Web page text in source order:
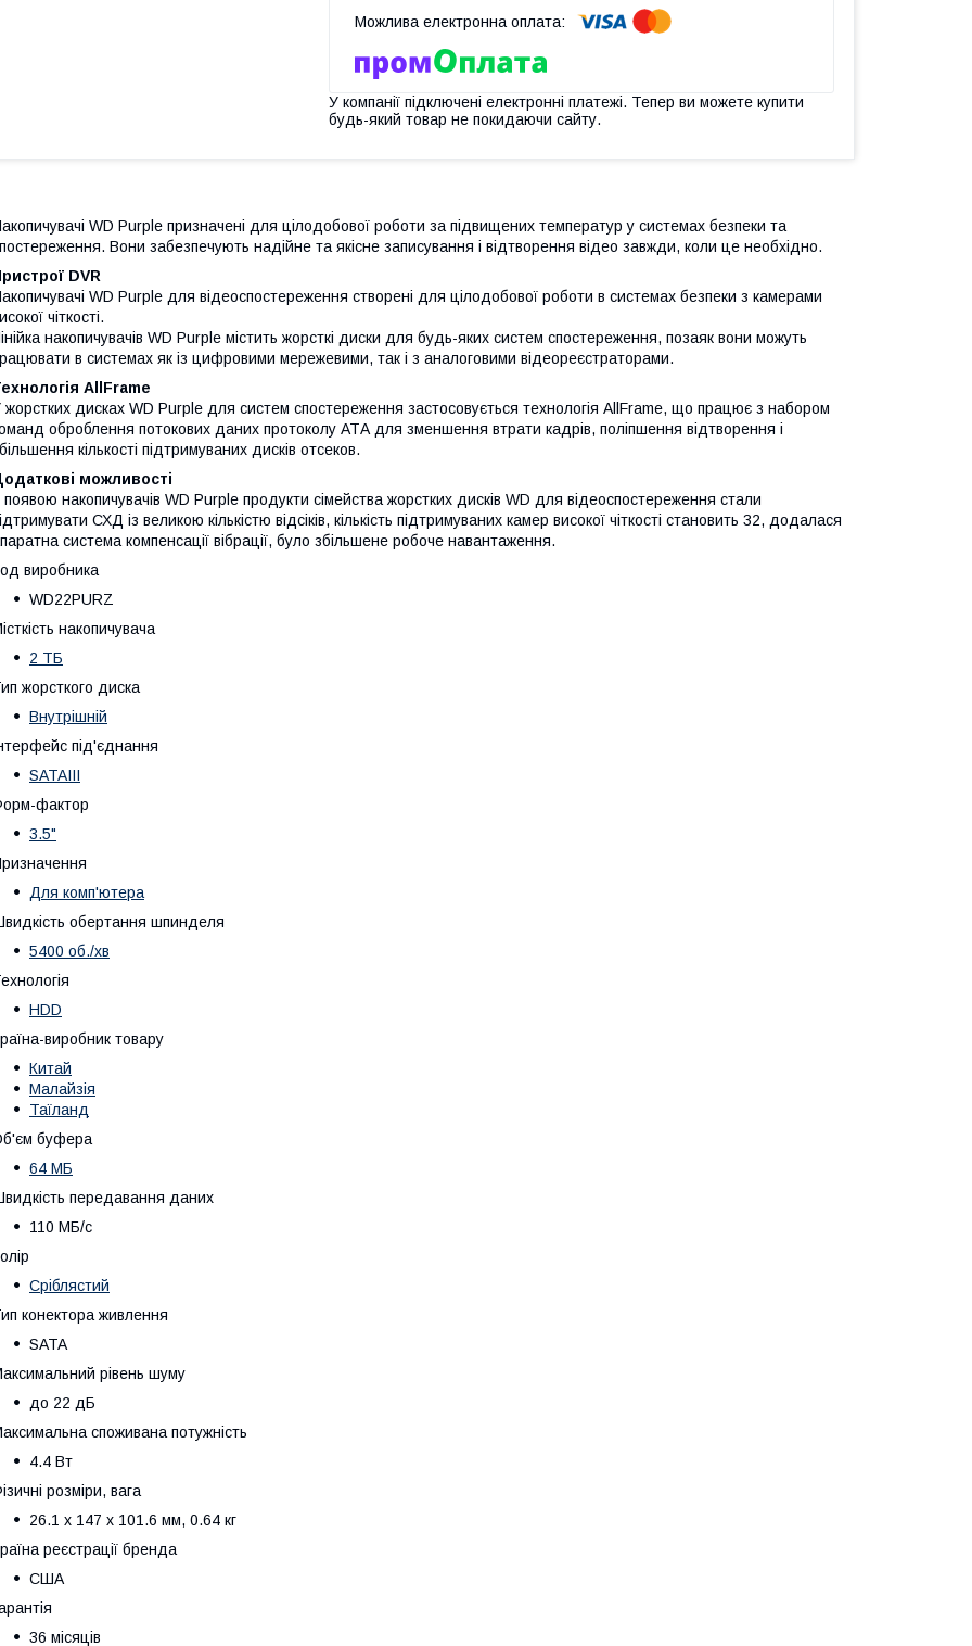
У компанії підключені електронні платежі. Тепер ви можете купити
будь-який товар не покидаючи сайту.
WD Purple призначені для цілодобової роботи за підвищених температур у системах безпеки та
Вони забезпечують надійне та якісне записування і відтворення відео завжди, коли це необхідно.
DVR
WD Purple для відеоспостереження створені для цілодобової роботи в системах безпеки з камерами
чіткості.
накопичувачів WD Purple містить жорсткі диски для будь-яких систем спостереження, позаяк вони можуть
в системах як із цифровими мережевими, так і з аналоговими відеореєстраторами.
AllFrame
жорстких дисках WD Purple для систем спостереження застосовується технологія AllFrame, що працює з набором
оброблення потокових даних протоколу АТА для зменшення втрати кадрів, поліпшення відтворення і
кількості підтримуваних дисків отсеков.
можливості
появою накопичувачів WD Purple продукти сімейства жорстких дисків WD для відеоспостереження стали
СХД із великою кількістю відсіків, кількість підтримуваних камер високої чіткості становить 32, додалася
система компенсації вібрації, було збільшене робоче навантаження.
виробника
WD22PURZ
накопичувача
2 ТБ
жорсткого диска
Внутрішній
під'єднання
SATAIII
фактор
3.5"
Для комп'ютера
обертання шпинделя
5400 об./хв
HDD
виробник товару
Китай
Малайзія
Таїланд
буфера
64 МБ
передавання даних
110 МБ/с
Сріблястий
конектора живлення
SATA
рівень шуму
до 22 дБ
споживана потужність
4.4 Вт
розміри, вага
26.1 x 147 x 101.6 мм, 0.64 кг
реєстрації бренда
США
36 місяців